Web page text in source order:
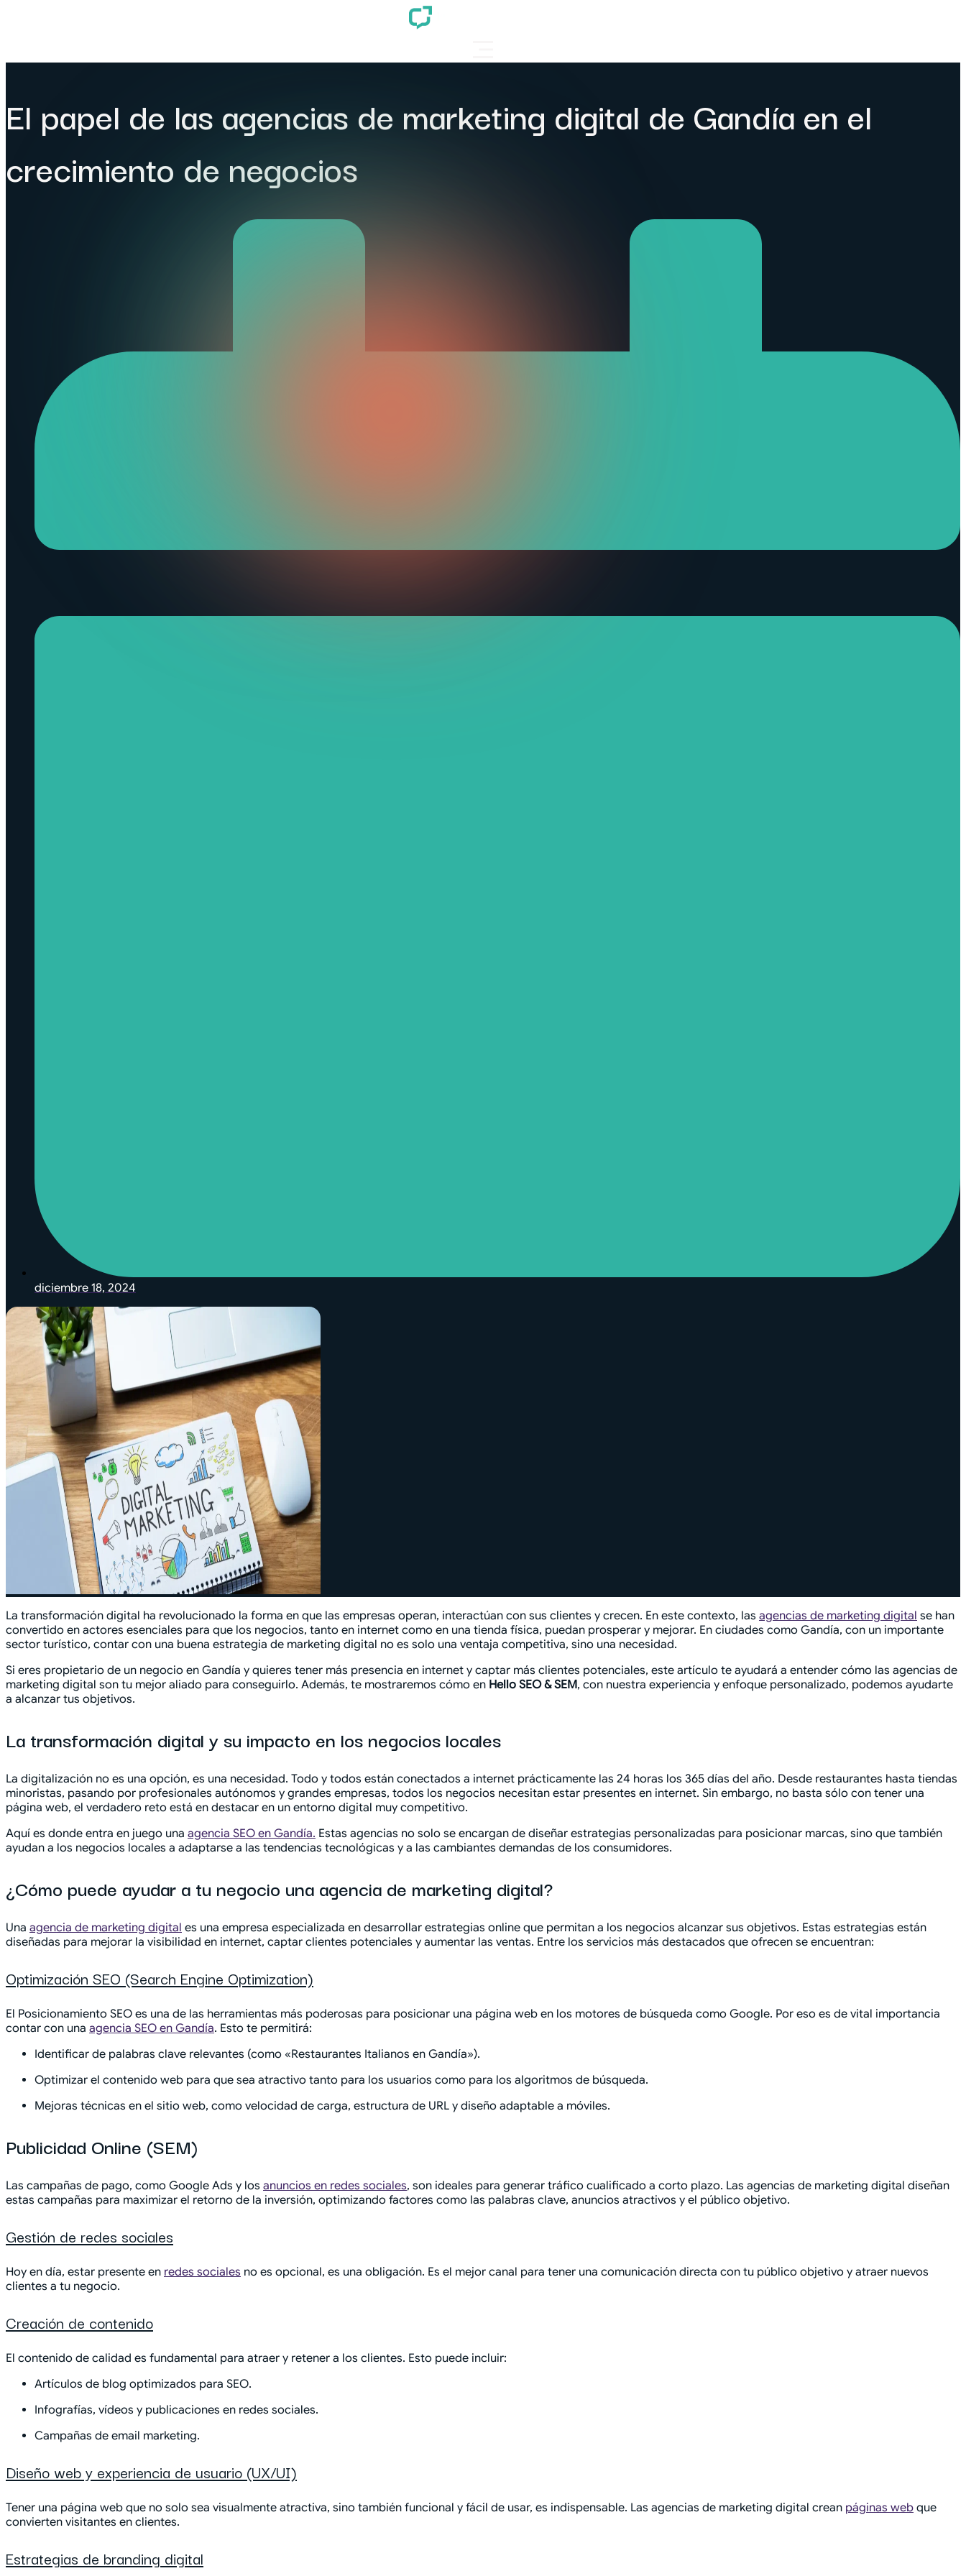
El papel de las agencias de marketing digital de Gandía en el
crecimiento de negocios
diciembre 18, 2024
La transformación digital ha revolucionado la forma en que las empresas operan, interactúan con sus clientes y crecen. En este contexto, las agencias de marketing digital se han
convertido en actores esenciales para que los negocios, tanto en internet como en una tienda física, puedan prosperar y mejorar. En ciudades como Gandía, con un importante
sector turístico, contar con una buena estrategia de marketing digital no es solo una ventaja competitiva, sino una necesidad.
Si eres propietario de un negocio en Gandía y quieres tener más presencia en internet y captar más clientes potenciales, este artículo te ayudará a entender cómo las agencias de
marketing digital son tu mejor aliado para conseguirlo. Además, te mostraremos cómo en Hello SEO & SEM, con nuestra experiencia y enfoque personalizado, podemos ayudarte
a alcanzar tus objetivos.
La transformación digital y su impacto en los negocios locales
La digitalización no es una opción, es una necesidad. Todo y todos están conectados a internet prácticamente las 24 horas los 365 días del año. Desde restaurantes hasta tiendas
minoristas, pasando por profesionales autónomos y grandes empresas, todos los negocios necesitan estar presentes en internet. Sin embargo, no basta sólo con tener una
página web, el verdadero reto está en destacar en un entorno digital muy competitivo.
Aquí es donde entra en juego una agencia SEO en Gandía. Estas agencias no solo se encargan de diseñar estrategias personalizadas para posicionar marcas, sino que también
ayudan a los negocios locales a adaptarse a las tendencias tecnológicas y a las cambiantes demandas de los consumidores.
¿Cómo puede ayudar a tu negocio una agencia de marketing digital?
Una agencia de marketing digital es una empresa especializada en desarrollar estrategias online que permitan a los negocios alcanzar sus objetivos. Estas estrategias están
diseñadas para mejorar la visibilidad en internet, captar clientes potenciales y aumentar las ventas. Entre los servicios más destacados que ofrecen se encuentran:
Optimización SEO (Search Engine Optimization)
El Posicionamiento SEO es una de las herramientas más poderosas para posicionar una página web en los motores de búsqueda como Google. Por eso es de vital importancia
contar con una agencia SEO en Gandía. Esto te permitirá:
Identificar de palabras clave relevantes (como «Restaurantes Italianos en Gandía»).
Optimizar el contenido web para que sea atractivo tanto para los usuarios como para los algoritmos de búsqueda.
Mejoras técnicas en el sitio web, como velocidad de carga, estructura de URL y diseño adaptable a móviles.
Publicidad Online (SEM)
Las campañas de pago, como Google Ads y los anuncios en redes sociales, son ideales para generar tráfico cualificado a corto plazo. Las agencias de marketing digital diseñan
estas campañas para maximizar el retorno de la inversión, optimizando factores como las palabras clave, anuncios atractivos y el público objetivo.
Gestión de redes sociales
Hoy en día, estar presente en redes sociales no es opcional, es una obligación. Es el mejor canal para tener una comunicación directa con tu público objetivo y atraer nuevos
clientes a tu negocio.
Creación de contenido
El contenido de calidad es fundamental para atraer y retener a los clientes. Esto puede incluir:
Artículos de blog optimizados para SEO.
Infografías, vídeos y publicaciones en redes sociales.
Campañas de email marketing.
Diseño web y experiencia de usuario (UX/UI)
Tener una página web que no solo sea visualmente atractiva, sino también funcional y fácil de usar, es indispensable. Las agencias de marketing digital crean páginas web que
convierten visitantes en clientes.
Estrategias de branding digital